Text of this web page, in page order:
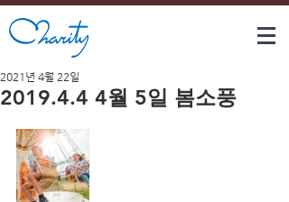
2019.4.4 4월 5일 봄소풍
2021년 4월 22일